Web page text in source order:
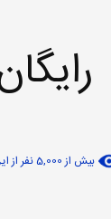
بیش از